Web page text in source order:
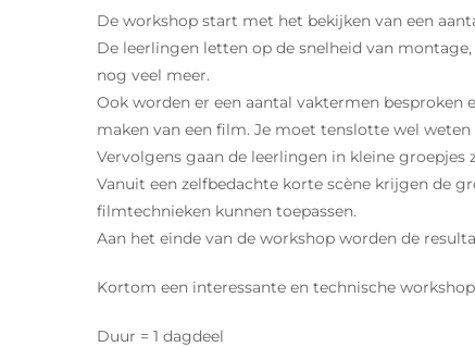
De workshop start met het bekijken van een
De leerlingen letten op de snelheid van
nog veel meer.
Ook worden er een aantal vaktermen
maken van een film. Je moet tenslotte wel
Vervolgens gaan de leerlingen in kleine groepjes
Vanuit een zelfbedachte korte scène krijgen de
filmtechnieken kunnen toepassen.
Aan het einde van de workshop worden de
Kortom een interessante en technische
Duur = 1 dagdeel